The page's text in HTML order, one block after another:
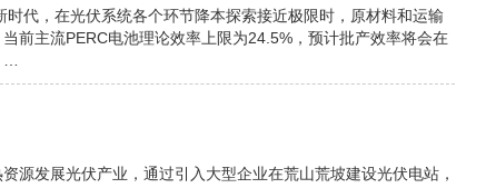
代，在光伏系统各个环节降本探索接近极限时，原材料和运输
前主流PERC电池理论效率上限为24.5%，预计批产效率将会在
源发展光伏产业，通过引入大型企业在荒山荒坡建设光伏电站，